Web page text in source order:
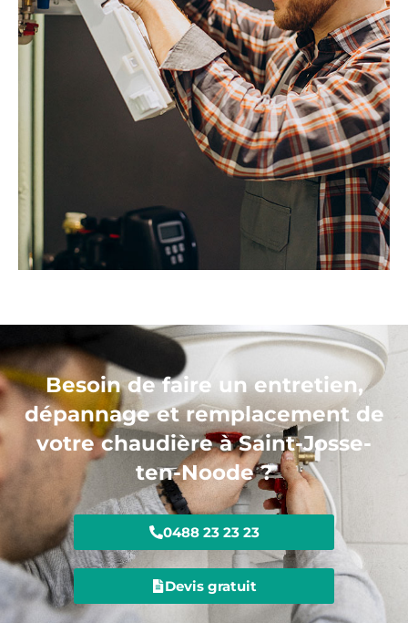
Besoin de faire un entretien,
dépannage et remplacement de
votre chaudière à Saint-Josse-
ten-Noode ?
0488 23 23 23
Devis gratuit